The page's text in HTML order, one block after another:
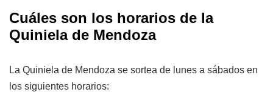
Cuáles son los horarios de la
Quiniela de Mendoza
La Quiniela de Mendoza se sortea de lunes a sábados en
los siguientes horarios: